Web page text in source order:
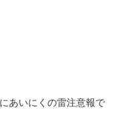
あいにくの雷注意報で